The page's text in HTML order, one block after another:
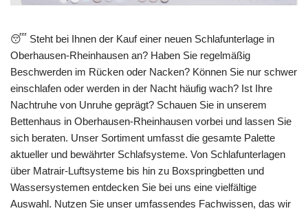
😴 Steht bei Ihnen der Kauf einer neuen Schlafunterlage in
Oberhausen-Rheinhausen an? Haben Sie regelmäßig
Beschwerden im Rücken oder Nacken? Können Sie nur schwer
einschlafen oder werden in der Nacht häufig wach? Ist Ihre
Nachtruhe von Unruhe geprägt? Schauen Sie in unserem
Bettenhaus in Oberhausen-Rheinhausen vorbei und lassen Sie
sich beraten. Unser Sortiment umfasst die gesamte Palette
aktueller und bewährter Schlafsysteme. Von Schlafunterlagen
über Matrair-Luftsysteme bis hin zu Boxspringbetten und
Wassersystemen entdecken Sie bei uns eine vielfältige
Auswahl. Nutzen Sie unser umfassendes Fachwissen, das wir